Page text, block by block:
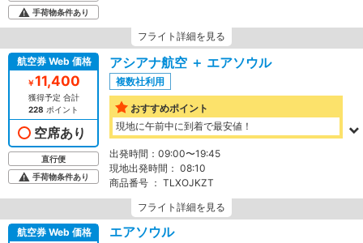
手荷物条件あり
フライト詳細を見る
航空券 Web 価格
￥11,400
獲得予定 合計
228 ポイント
空席あり
直行便
手荷物条件あり
アシアナ航空 ＋ エアソウル
複数社利用
おすすめポイント
現地に午前中に到着で最安値！
出発時間： 09:00〜19:45
現地出発時間： 08:10
商品番号 ： TLXOJKZT
フライト詳細を見る
航空券 Web 価格 エアソウル